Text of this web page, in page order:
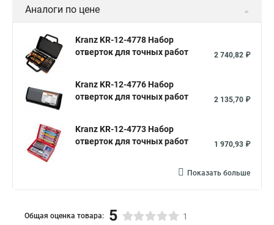
Аналоги по цене
Kranz KR-12-4778 Набор
отверток для точных работ
2 740,82 ₽
Kranz KR-12-4776 Набор
отверток для точных работ
2 135,70 ₽
Kranz KR-12-4773 Набор
отверток для точных работ
1 970,93 ₽
Показать больше
Общая оценка товара: 5 1